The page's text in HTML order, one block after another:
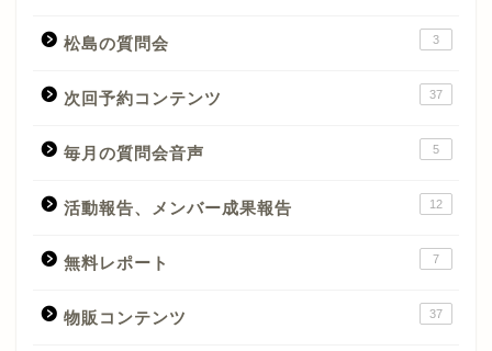
松島の質問会 3
次回予約コンテンツ 37
毎月の質問会音声 5
活動報告、メンバー成果報告 12
無料レポート 7
物販コンテンツ 37